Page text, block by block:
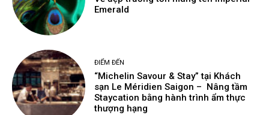
Emerald
ĐIỂM ĐẾN
“Michelin Savour & Stay” tại Khách
sạn Le Méridien Saigon – Nâng tầm
Staycation bằng hành trình ẩm thực
thượng hạng